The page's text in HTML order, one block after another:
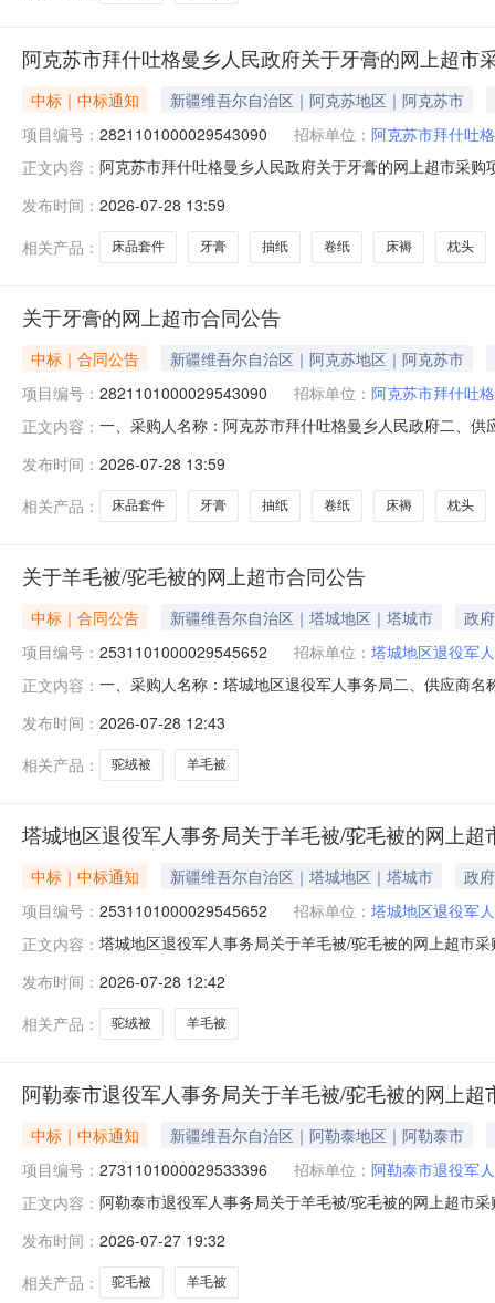
阿克苏市拜什吐格曼乡人民政府关于牙膏的网上超市
中标｜中标通知
新疆维吾尔自治区｜阿克苏地区｜阿克苏市
项目编号： 2821101000029543090 招标单位： 阿克苏市拜什吐
正文内容： 阿克苏市拜什吐格曼乡人民政府关于牙膏的网上超市采
所在行政区划编码:652901项目所在行政区划名称:新疆
发布时间： 2026-07-28 13:59
相关产品：
床品套件 牙膏 抽纸 卷纸 床褥 枕头
关于牙膏的网上超市合同公告
中标｜合同公告
新疆维吾尔自治区｜阿克苏地区｜阿克苏市
项目编号： 2821101000029543090 招标单位： 阿克苏市拜什吐
正文内容： 一、采购人名称：阿克苏市拜什吐格曼乡人民政府二、
药/YUNNANBAIYAO薄荷香型牙膏210g盒6.00251502
发布时间： 2026-07-28 13:59
相关产品：
床品套件 牙膏 抽纸 卷纸 床褥 枕头
关于羊毛被/驼毛被的网上超市合同公告
中标｜合同公告 新疆维吾尔自治区｜塔城地区｜塔城市
政
项目编号： 2531101000029545652 招标单位： 塔城地区退役军
正文内容： 一、采购人名称：塔城地区退役军人事务局二、供应商
115.0072583375服务要求或标的基本概况：七、其它事
发布时间： 2026-07-28 12:43
相关产品：
驼绒被 羊毛被
塔城地区退役军人事务局关于羊毛被/驼毛被的网上超
中标｜中标通知 新疆维吾尔自治区｜塔城地区｜塔城市
政
项目编号： 2531101000029545652 招标单位： 塔城地区退役军
正文内容： 塔城地区退役军人事务局关于羊毛被/驼毛被的网上超市
项目所在行政区划编码:654299项目所在行政区划名称:
发布时间： 2026-07-28 12:42
相关产品：
驼绒被 羊毛被
阿勒泰市退役军人事务局关于羊毛被/驼毛被的网上超
中标｜中标通知
新疆维吾尔自治区｜阿勒泰地区｜阿勒泰市
项目编号： 2731101000029533396 招标单位： 阿勒泰市退役军
正文内容： 阿勒泰市退役军人事务局关于羊毛被/驼毛被的网上超市
区划编码:654301项目所在行政区划名称:新疆维吾尔自
发布时间： 2026-07-27 19:32
相关产品：
驼毛被 羊毛被